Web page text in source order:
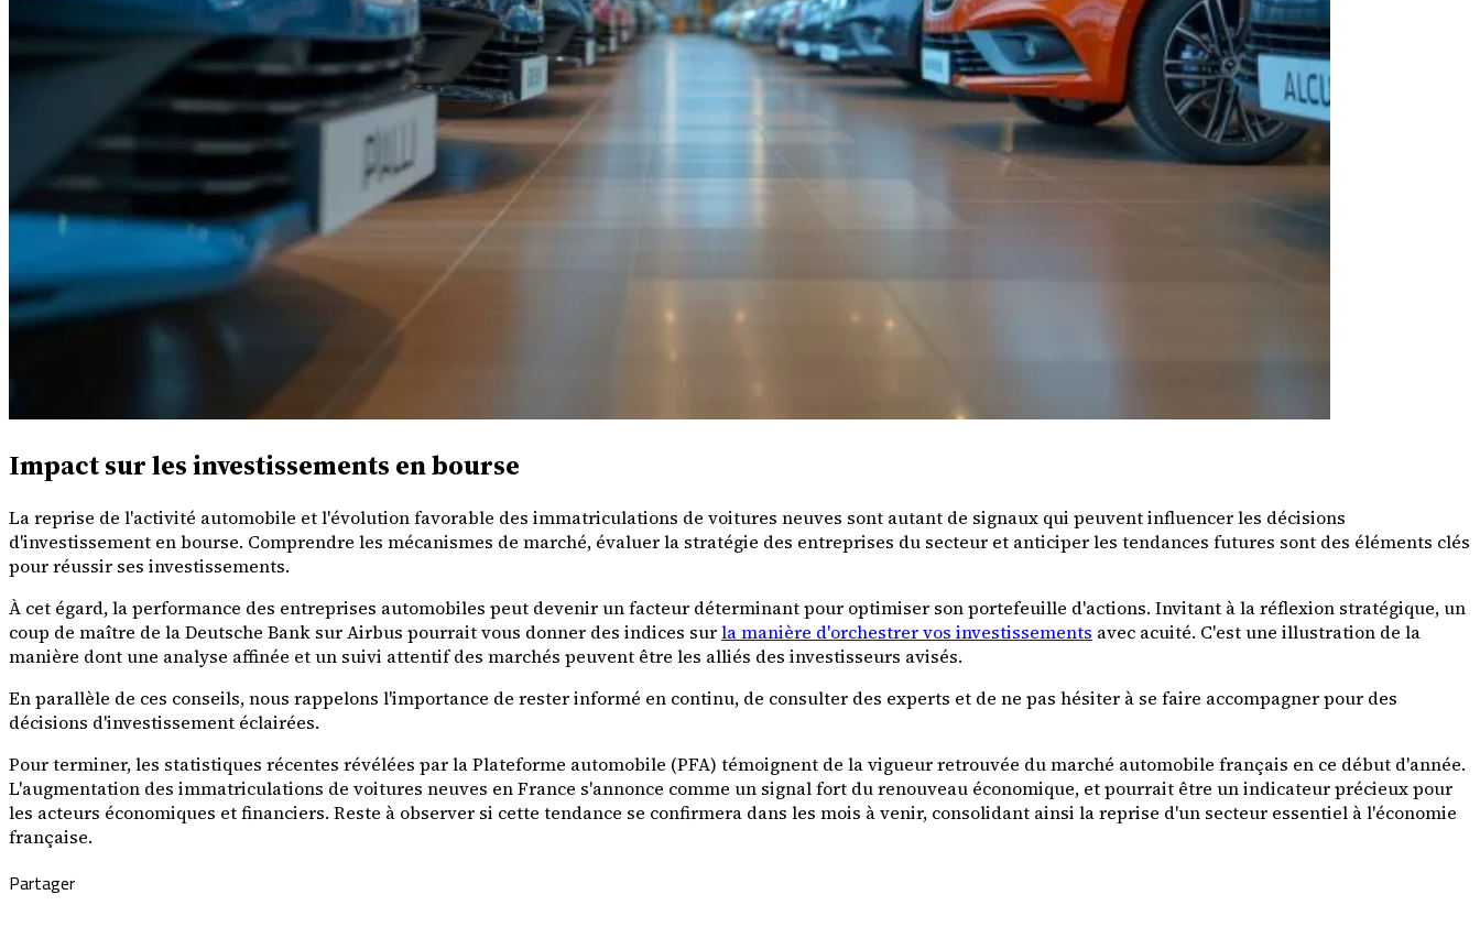
Impact sur les investissements en bourse
La reprise de l'activité automobile et l'évolution favorable des immatriculations de voitures neuves sont autant de signaux qui peuvent influencer les décisions
d'investissement en bourse. Comprendre les mécanismes de marché, évaluer la stratégie des entreprises du secteur et anticiper les tendances futures sont des éléments clés
pour réussir ses investissements.
À cet égard, la performance des entreprises automobiles peut devenir un facteur déterminant pour optimiser son portefeuille d'actions. Invitant à la réflexion stratégique, un
coup de maître de la Deutsche Bank sur Airbus pourrait vous donner des indices surla manière d'orchestrer vos investissements avec acuité. C'est une illustration de la
manière dont une analyse affinée et un suivi attentif des marchés peuvent être les alliés des investisseurs avisés.
En parallèle de ces conseils, nous rappelons l'importance de rester informé en continu, de consulter des experts et de ne pas hésiter à se faire accompagner pour des
décisions d'investissement éclairées.
Pour terminer, les statistiques récentes révélées par la Plateforme automobile (PFA) témoignent de la vigueur retrouvée du marché automobile français en ce début d'année.
L'augmentation des immatriculations de voitures neuves en France s'annonce comme un signal fort du renouveau économique, et pourrait être un indicateur précieux pour
les acteurs économiques et financiers. Reste à observer si cette tendance se confirmera dans les mois à venir, consolidant ainsi la reprise d'un secteur essentiel à l'économie
française.
Partager